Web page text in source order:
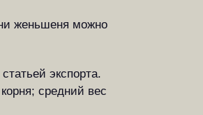
женьшеня можно
экспорта.
средний вес